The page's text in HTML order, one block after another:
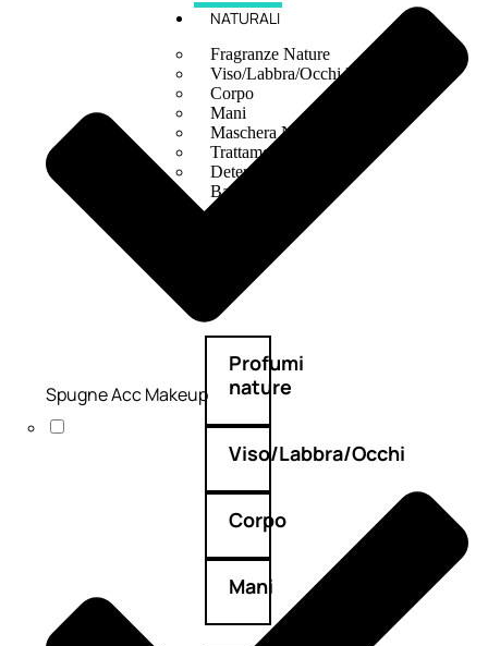
NATURALI
Fragranze Nature
Viso/Labbra/Occhi Nature
Corpo
Mani
Maschera Nature
Trattamenti Viso
Detergenza
Bagno Nature
Deodoranti
Profumi
nature
Viso/Labbra/Occhi
Corpo
Mani
Spugne Acc Makeup